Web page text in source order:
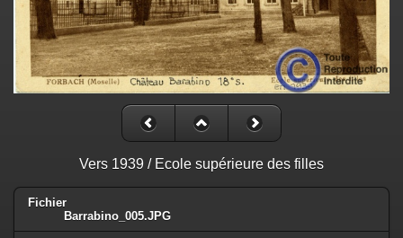
Vers 1939 / Ecole supérieure des filles
Fichier
Barrabino_005.JPG